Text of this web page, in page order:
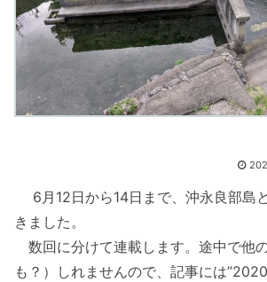
6月12日から14日まで、沖永良部島
きました。
数回に分けて連載します。途中で他
も？）しれませんので、記事には